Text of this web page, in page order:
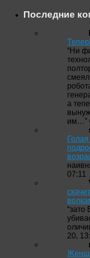
Последние
“Ни
а
им…”
07:11
“зато
20,